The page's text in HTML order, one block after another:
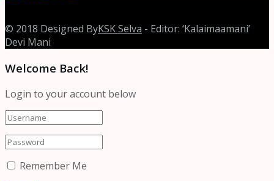
© 2018 Designed ByKSK Selva - Editor: ‘Kalaimaamani’
Devi Mani
Welcome Back!
Login to your account below
Remember Me